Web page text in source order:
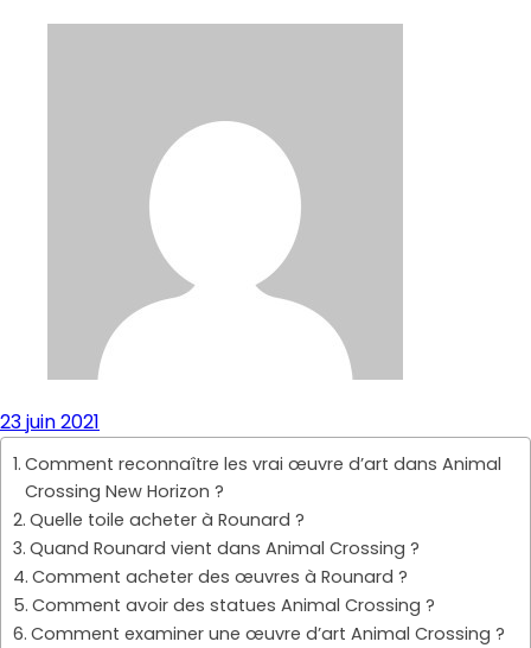
23 juin 2021
Comment reconnaître les vrai œuvre d’art dans Animal
Crossing New Horizon ?
Quelle toile acheter à Rounard ?
Quand Rounard vient dans Animal Crossing ?
Comment acheter des œuvres à Rounard ?
Comment avoir des statues Animal Crossing ?
Comment examiner une œuvre d’art Animal Crossing ?